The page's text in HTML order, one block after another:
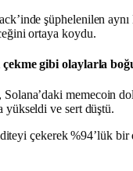
şüphelenilen
ortaya koydu.
çekme gibi olaylarla
memecoin
ve sert düştü.
çekerek %94’lük bir